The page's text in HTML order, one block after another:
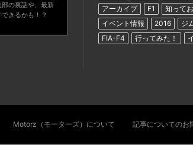
アーカイブ
F1 知って
イベント情報
2016 ジ
FIA-F4
行ってみた！
の裏話や、最新
きるかも！？
Motorz（モーターズ）について 記事についてのお